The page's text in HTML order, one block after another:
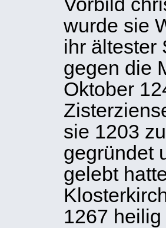
wurde sie
ihr ältester
gegen die
Oktober
sie 1203
gegründet
gelebt
1267